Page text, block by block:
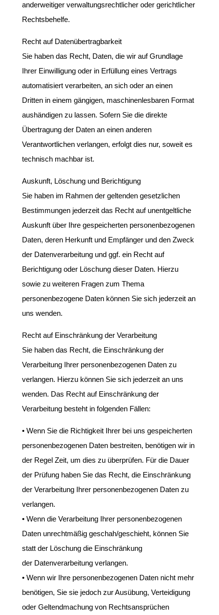
anderweitiger verwaltungsrechtlicher oder gerichtlicher
Rechtsbehelfe.
Recht auf Datenübertragbarkeit
Sie haben das Recht, Daten, die wir auf Grundlage
Ihrer Einwilligung oder in Erfüllung eines Vertrags
automatisiert verarbeiten, an sich oder an einen
Dritten in einem gängigen, maschinenlesbaren Format
aushändigen zu lassen. Sofern Sie die direkte
Übertragung der Daten an einen anderen
Verantwortlichen verlangen, erfolgt dies nur, soweit es
technisch machbar ist.
Auskunft, Löschung und Berichtigung
Sie haben im Rahmen der geltenden gesetzlichen
Bestimmungen jederzeit das Recht auf unentgeltliche
Auskunft über Ihre gespeicherten personenbezogenen
Daten, deren Herkunft und Empfänger und den Zweck
der Datenverarbeitung und ggf. ein Recht auf
Berichtigung oder Löschung dieser Daten. Hierzu
sowie zu weiteren Fragen zum Thema
personenbezogene Daten können Sie sich jederzeit an
uns wenden.
Recht auf Einschränkung der Verarbeitung
Sie haben das Recht, die Einschränkung der
Verarbeitung Ihrer personenbezogenen Daten zu
verlangen. Hierzu können Sie sich jederzeit an uns
wenden. Das Recht auf Einschränkung der
Verarbeitung besteht in folgenden Fällen:
• Wenn Sie die Richtigkeit Ihrer bei uns gespeicherten
personenbezogenen Daten bestreiten, benötigen wir in
der Regel Zeit, um dies zu überprüfen. Für die Dauer
der Prüfung haben Sie das Recht, die Einschränkung
der Verarbeitung Ihrer personenbezogenen Daten zu
verlangen.
• Wenn die Verarbeitung Ihrer personenbezogenen
Daten unrechtmäßig geschah/geschieht, können Sie
statt der Löschung die Einschränkung
der Datenverarbeitung verlangen.
• Wenn wir Ihre personenbezogenen Daten nicht mehr
benötigen, Sie sie jedoch zur Ausübung, Verteidigung
oder Geltendmachung von Rechtsansprüchen